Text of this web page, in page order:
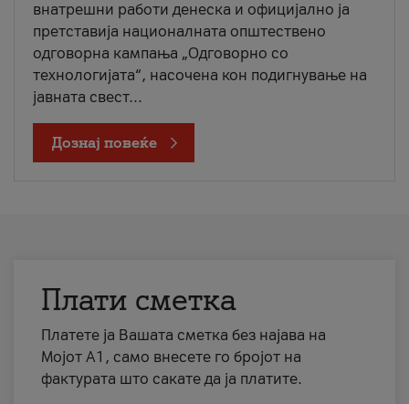
внатрешни работи денеска и официјално ја
претставија националната општествено
одговорна кампања „Одговорно со
технологијата“, насочена кон подигнување на
јавната свест...
Дознај повеќе
Плати сметка
Платете ја Вашата сметка без најава на
Мојот А1, само внесете го бројот на
фактурата што сакате да ја платите.